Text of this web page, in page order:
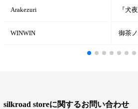
Arakezuri 『犬
WINWIN 御茶
silkroad storeに関するお問い合わせ